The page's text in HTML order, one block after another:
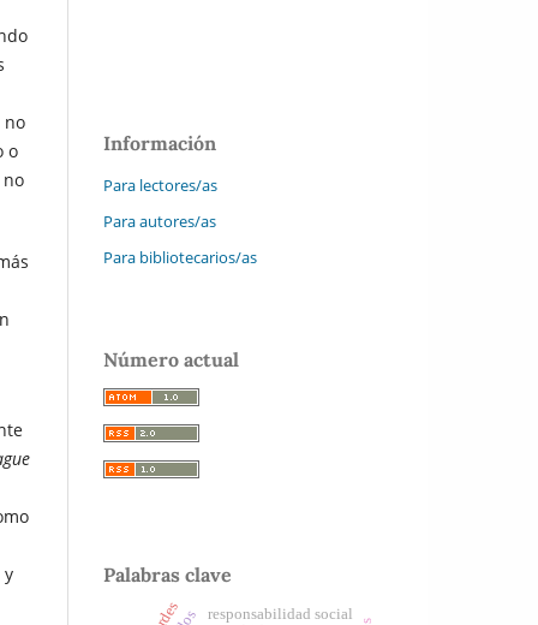
no
o
y
Información
Para lectores/as
Para autores/as
Para bibliotecarios/as
Número actual
Palabras clave
responsabilidad social